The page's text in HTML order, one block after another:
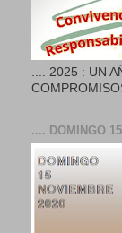
.... 2025 : UN
.... DOMINGO